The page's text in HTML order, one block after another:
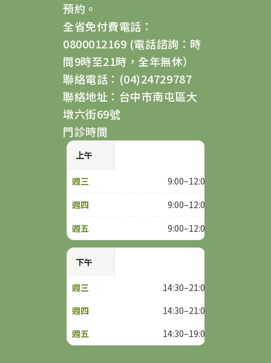
預約。
全省免付費電話：
0800012169 (電話諮詢：時
間9時至21時，全年無休）
聯絡電話：(04)24729787
聯絡地址：台中市南屯區大
墩六街69號
門診時間
上午
9:00–12:00
9:00–12:00
9:00–12:00
下午
14:30–21:00
14:30–21:00
14:30–19:00